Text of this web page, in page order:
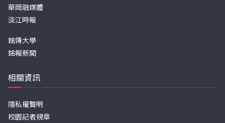
華岡融媒體
淡江時報
銘傳大學
銘報新聞
相關資訊
隱私權聲明
校園記者規章